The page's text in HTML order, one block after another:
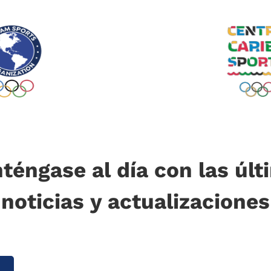
al día con las
noticias y actualizaciones